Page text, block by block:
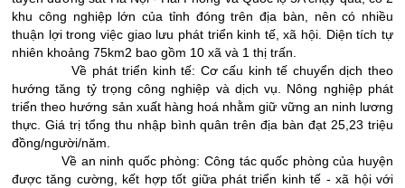
khu công nghiệp lớn của tỉnh đóng trên địa bàn, nên có nhiều
thuận lợi trong việc giao lưu phát triển kinh tế, xã hội. Diện tích tự
nhiên khoảng 75km2 bao gồm 10 xã và 1 thị trấn.
Về phát triển kinh tế: Cơ cấu kinh tế chuyển dịch theo
hướng tăng tỷ trọng công nghiệp và dịch vụ. Nông nghiệp phát
triển theo hướng sản xuất hàng hoá nhằm giữ vững an ninh lương
thực. Giá trị tổng thu nhập bình quân trên địa bàn đạt 25,23 triệu
đồng/người/năm.
Về an ninh quốc phòng: Công tác quốc phòng của huyện
được tăng cường, kết hợp tốt giữa phát triển kinh tế - xã hội với